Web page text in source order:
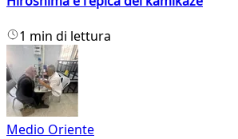
1 min di lettura
Medio Oriente